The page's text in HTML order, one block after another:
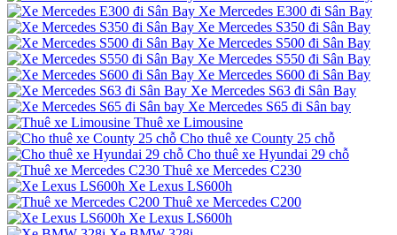
Xe Mercedes E300 đi Sân Bay
Xe Mercedes S350 đi Sân Bay
Xe Mercedes S500 đi Sân Bay
Xe Mercedes S550 đi Sân Bay
Xe Mercedes S600 đi Sân Bay
Xe Mercedes S63 đi Sân Bay
Xe Mercedes S65 đi Sân bay
Thuê xe Limousine
Cho thuê xe County 25 chỗ
Cho thuê xe Hyundai 29 chỗ
Thuê xe Mercedes C230
Xe Lexus LS600h
Thuê xe Mercedes C200
Xe Lexus LS600h